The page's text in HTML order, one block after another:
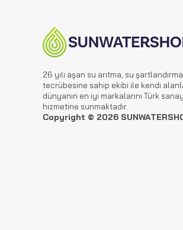
26 yılı aşan su arıtma, su şartlandırma
tecrübesine sahip ekibi ile kendi
dünyanın en iyi markalarını Türk
hizmetine sunmaktadır.
Copyright © 2026